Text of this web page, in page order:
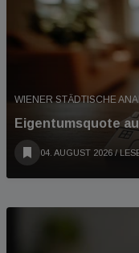
WIENER STÄDTISCHE
Eigentumsquote
04. AUGUST 2026 /